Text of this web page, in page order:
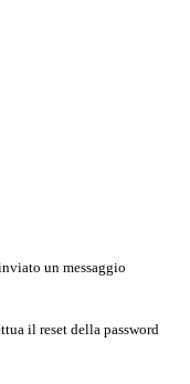
un messaggio
il reset della password